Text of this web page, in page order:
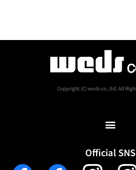
Copyright (C) weds co.,ltd. All
Official SNS